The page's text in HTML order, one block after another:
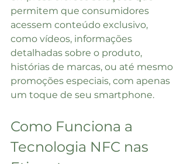
permitem que consumidores
acessem conteúdo exclusivo,
como vídeos, informações
detalhadas sobre o produto,
histórias de marcas, ou até mesmo
promoções especiais, com apenas
um toque de seu smartphone.
Como Funciona a
Tecnologia NFC nas